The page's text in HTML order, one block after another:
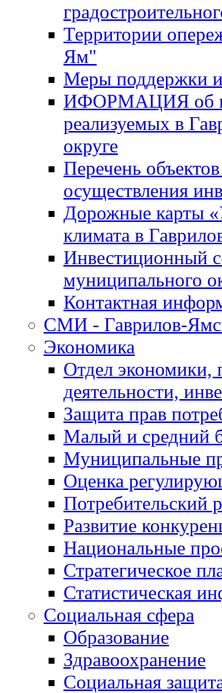
Территории
Ям"
Меры поддержки
ИФОРМАЦИЯ об
реализуемых в
округе
Перечень
осуществления
Дорожные карты
климата в
Инвестиционный
муниципального
Контактная
СМИ - Гаврилов-
Экономика
Отдел экономики,
деятельности,
Защита прав
Малый и средний
Муниципальные
Оценка
Потребительский
Развитие
Национальные
Стратегическое
Статистическая
Социальная сфера
Образование
Здравоохранение
Социальная